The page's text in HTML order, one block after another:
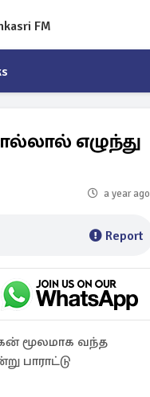
FM
எழுந்து
a year ago
Report
மூலமாக வந்த
பாராட்டு